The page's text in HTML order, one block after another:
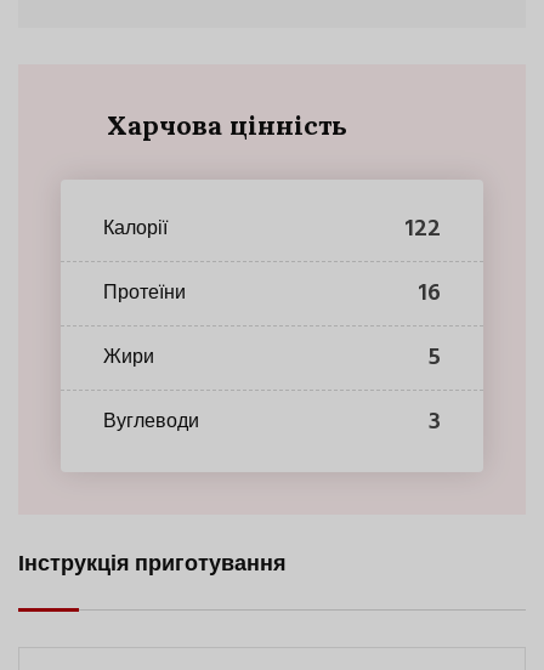
Харчова цінність
Калорії 122
Протеїни 16
Жири 5
Вуглеводи 3
Інструкція приготування